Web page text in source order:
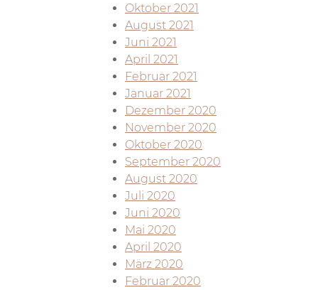
Oktober 2021
August 2021
Juni 2021
April 2021
Februar 2021
Januar 2021
Dezember 2020
November 2020
Oktober 2020
September 2020
August 2020
Juli 2020
Juni 2020
Mai 2020
April 2020
März 2020
Februar 2020